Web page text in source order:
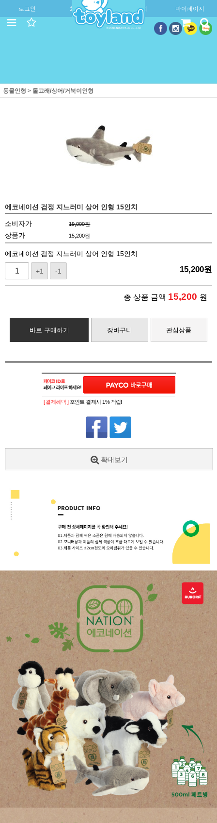
로그인 회원가입 주문조회 마이페이지
동물인형 > 돌고래/상어/거북이인형
에코네이션 검정 지느러미 상어 인형 15인치
소비자가 19,000원
상품가 15,200원
에코네이션 검정 지느러미 상어 인형 15인치
+1 -1 15,200원
총 상품 금액 15,200 원
바로 구매하기 장바구니 관심상품
페이코 ID로
PAYCO 바로
[ 결제혜택 ] 포인트 결제시 1% 적립!
확대보기